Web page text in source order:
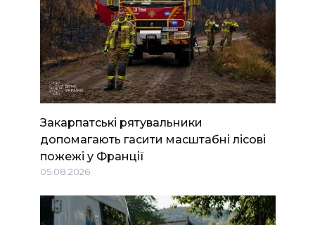
Закарпатські рятувальники
допомагають гасити масштабні лісові
пожежі у Франції
05.08.2026